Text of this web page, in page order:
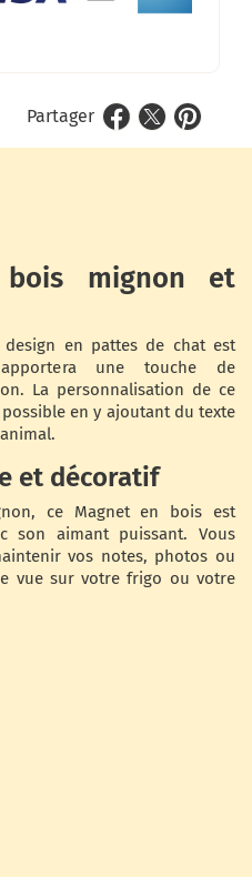
Partager
mignon et
en pattes de chat est
une touche de
La personnalisation de ce
en y ajoutant du texte
et décoratif
ce Magnet en bois est
son aimant puissant. Vous
vos notes, photos ou
vue sur votre frigo ou votre